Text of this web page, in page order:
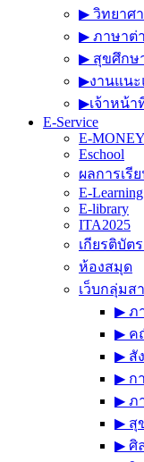
▶︎ วิทยาศ
▶︎ ภาษาต่
▶︎ สุขศึกษ
▶︎งานแนะ
▶︎เจ้าหน้า
E-Service
E-MONEY
Eschool
ผลการเรีย
E-Learning
E-library
ITA2025
เกียรติบัต
ห้องสมุด
เว็บกลุ่มส
▶︎ ภ
▶︎ ค
▶︎ สั
▶︎ ก
▶︎ ภ
▶︎ สุ
▶︎ ศิ